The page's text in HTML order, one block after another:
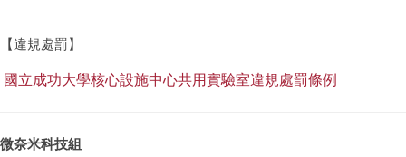
【違規處罰】
國立成功大學核心設施中心共用實驗室違規處罰條例
微奈米科技組